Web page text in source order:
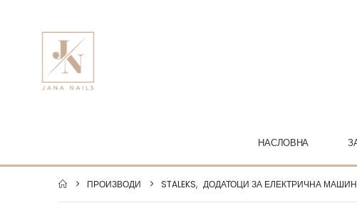
НАСЛОВНА
ПРОИЗВОДИ STALEKS, ДОДАТОЦИ ЗА ЕЛЕКТРИЧНА